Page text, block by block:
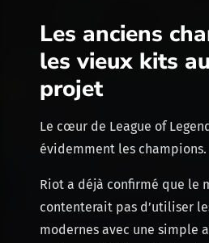
Les anciens
les vieux kits
projet
Le cœur de League of
évidemment les champions.
Riot a déjà confirmé que le
contenterait pas d’utiliser
modernes avec une simple